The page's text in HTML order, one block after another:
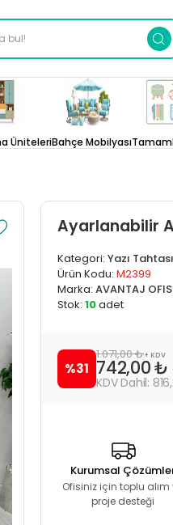
ÜniteleriBahçe Mobilyası
Ayarlanabilir
Kategori:Yazı Tahtası
Ürün Kodu:M2399
Marka:AVANTAJ OFIS
Stok:10adet
%31
1.071,00 ₺+ KDV
742,00 ₺
Kurumsal
Ofisiniz için toplu alım
proje desteği